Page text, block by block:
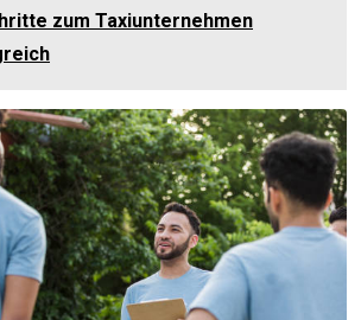
zum Taxiunternehmen